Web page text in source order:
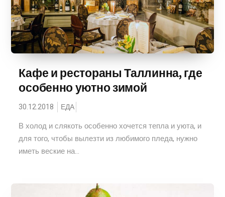
Кафе и рестораны Таллинна, где
особенно уютно зимой
30.12.2018 ЕДА
В холод и слякоть особенно хочется тепла и уюта, и
для того, чтобы вылезти из любимого пледа, нужно
иметь веские на...